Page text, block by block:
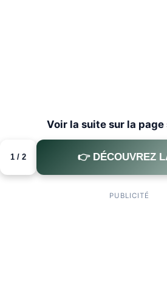
Voir la suite sur la page
1 / 2 👉 DÉCOUVREZ
PUBLICITÉ